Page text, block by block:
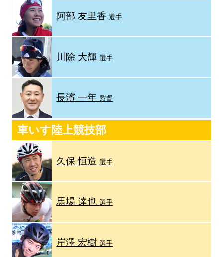
阿部 友里香選手
川除 大輝選手
長濱 一年 監督
車いす陸上競技部
久保 恒造選手
馬場 達也選手
岸澤 宏樹選手